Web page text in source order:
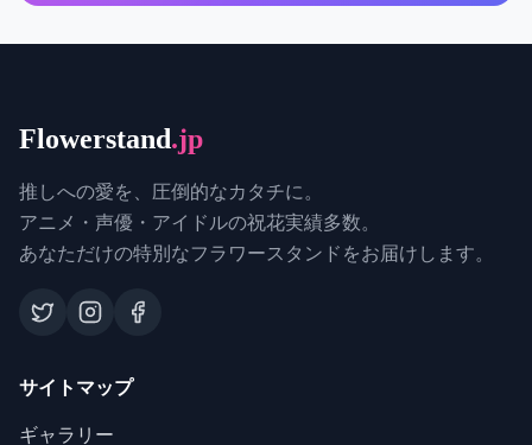
Flowerstand.jp
推しへの愛を、圧倒的なカタチに。
アニメ・声優・アイドルの祝花実績多数。
あなただけの特別なフラワースタンドをお届けします。
サイトマップ
ギャラリー